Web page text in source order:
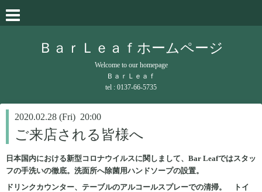
ＢａｒＬｅａｆホームページ
Welcome to our homepage
ＢａｒＬｅａｆ
tel : 0137-66-5735
2020.02.28 (Fri) 20:00
ご来店される皆様へ
日本国内における新型コロナウイルスに関しまして、Bar Leafではスタッ
フの手洗いの徹底。洗面所へ除菌用ハンドソープの設置。
ドリンクカウンター、テーブルのアルコールスプレーでの清掃。 トイ